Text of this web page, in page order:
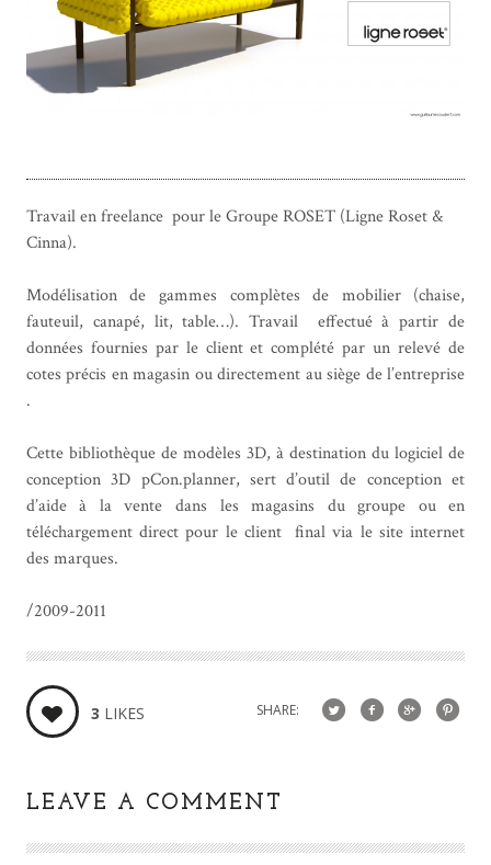
Travail en freelance pour le Groupe ROSET (Ligne Roset &
Cinna).
Modélisation de gammes complètes de mobilier (chaise,
fauteuil, canapé, lit, table…). Travail effectué à partir de
données fournies par le client et complété par un relevé de
cotes précis en magasin ou directement au siège de l’entreprise
.
Cette bibliothèque de modèles 3D, à destination du logiciel de
conception 3D pCon.planner, sert d’outil de conception et
d’aide à la vente dans les magasins du groupe ou en
téléchargement direct pour le client final via le site internet
des marques.
/2009-2011
3 LIKES SHARE:
LEAVE A COMMENT